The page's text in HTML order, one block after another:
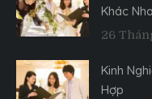
Khác
26
Kinh
Hợp